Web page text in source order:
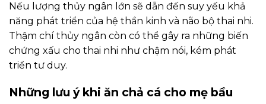
Nếu lượng thủy ngân lớn sẽ dẫn đến suy yếu khả
năng phát triển của hệ thần kinh và não bộ thai nhi.
Thậm chí thủy ngân còn có thể gây ra những biến
chứng xấu cho thai nhi như chậm nói, kém phát
triển tư duy.
Những lưu ý khi ăn chả cá cho mẹ bầu